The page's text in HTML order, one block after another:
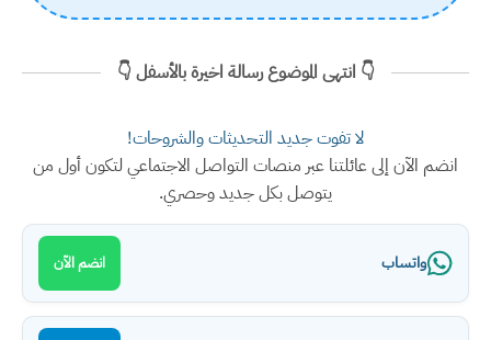
👇 انتهى الموضوع رسالة اخيرة بالأسفل 👇
لا تفوت جديد التحديثات والشروحات!
انضم الآن إلى عائلتنا عبر منصات التواصل الاجتماعي لتكون أول من
يتوصل بكل جديد وحصري.
واتساب انضم الآن